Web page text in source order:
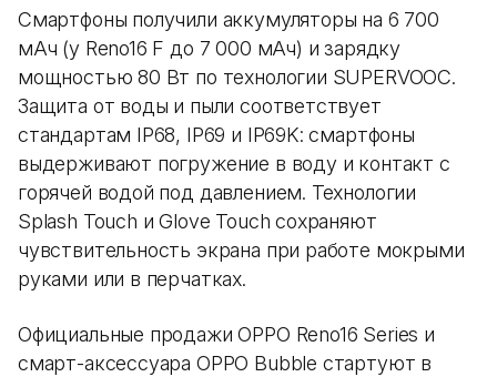
Смартфоны получили аккумуляторы на 6 700
мАч (у Reno16 F до 7 000 мАч) и зарядку
мощностью 80 Вт по технологии SUPERVOOC.
Защита от воды и пыли соответствует
стандартам IP68, IP69 и IP69K: смартфоны
выдерживают погружение в воду и контакт с
горячей водой под давлением. Технологии
Splash Touch и Glove Touch сохраняют
чувствительность экрана при работе мокрыми
руками или в перчатках.
Официальные продажи OPPO Reno16 Series и
смарт-аксессуара OPPO Bubble стартуют в